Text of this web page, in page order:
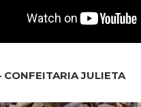
CONFEITARIA JULIETA